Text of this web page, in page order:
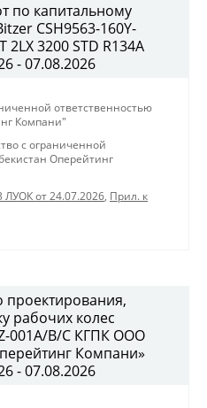
по капитальному
CSH9563-160Y-
2LX 3200 STD R134A
- 07.08.2026
ответственностью
Компани"
с ограниченной
Оперейтинг
ЛУОК от 24.07.2026, Прил. к
проектирования,
рабочих колес
001A/B/C КГПК OOO
Компани»
- 07.08.2026